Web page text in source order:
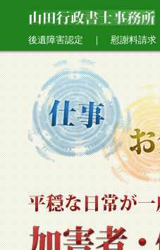
後遺障害認定 ｜ 慰謝料請